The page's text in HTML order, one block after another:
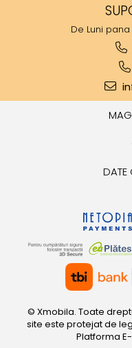
De Luni
DATE
© Xmobila. Toate
site este protejat de
Platforma